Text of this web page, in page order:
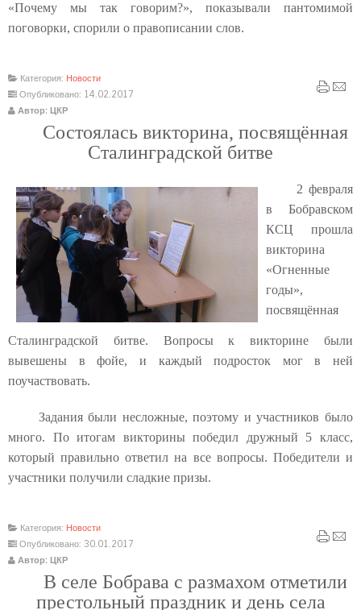
«Почему мы так говорим?», показывали пантомимой
поговорки, спорили о правописании слов.
Категория: Новости
Опубликовано: 14.02.2017
Автор: ЦКР
Состоялась викторина, посвящённая
Сталинградской битве
2 февраля
в Бобравском
КСЦ прошла
викторина
«Огненные
годы»,
посвящённая
Сталинградской битве. Вопросы к викторине были
вывешены в фойе, и каждый подросток мог в ней
поучаствовать.
Задания были несложные, поэтому и участников было
много. По итогам викторины победил дружный 5 класс,
который правильно ответил на все вопросы. Победители и
участники получили сладкие призы.
Категория: Новости
Опубликовано: 30.01.2017
Автор: ЦКР
В селе Бобрава с размахом отметили
престольный праздник и день села